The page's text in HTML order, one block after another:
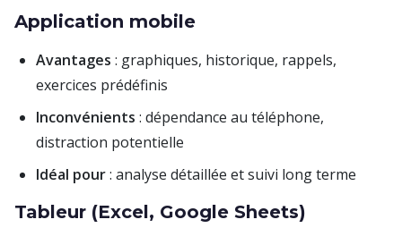
Application mobile
Avantages : graphiques, historique, rappels,
exercices prédéfinis
Inconvénients : dépendance au téléphone,
distraction potentielle
Idéal pour: analyse détaillée et suivi long terme
Tableur (Excel, Google Sheets)